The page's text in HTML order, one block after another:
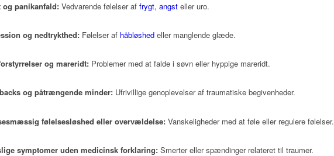
og panikanfald: Vedvarende følelser af frygt, angst eller uro.
og nedtrykthed: Følelser af håbløshed eller manglende glæde.
og mareridt: Problemer med at falde i søvn eller hyppige mareridt.
og påtrængende minder: Ufrivillige genoplevelser af traumatiske begivenheder.
følelsesløshed eller overvældelse: Vanskeligheder med at føle eller regulere følelser.
symptomer uden medicinsk forklaring: Smerter eller spændinger relateret til traumer.